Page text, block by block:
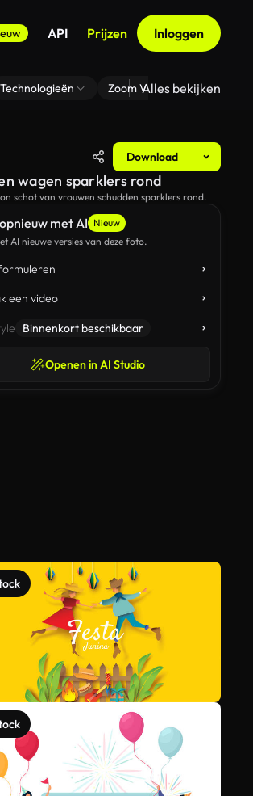
API Prijzen Inloggen
Technologieën Zoom Virtuele
Alles bekijken
Download
met AI Nieuw
AI nieuwe versies van deze foto.
een video
Binnenkort beschikbaar
Openen in AI Studio
wagen sparklers rond
schot van vrouwen schudden sparklers rond.